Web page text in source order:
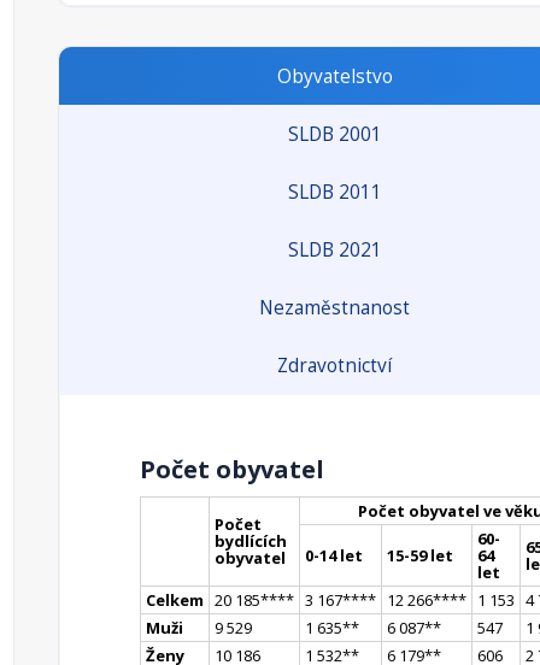
Obyvatelstvo
SLDB 2001
SLDB 2011
SLDB 2021
Nezaměstnanost
Zdravotnictví
Počet obyvatel
Počet
bydlících
obyvatel
Počet obyvatel ve
0-14 let 15-59 let
60-
64
let
Celkem 20 185**** 3 167**** 12 266**** 1 153 4
Muži
9 529 1 635** 6 087** 547
1
Ženy
10 186 1 532** 6 179** 606 2